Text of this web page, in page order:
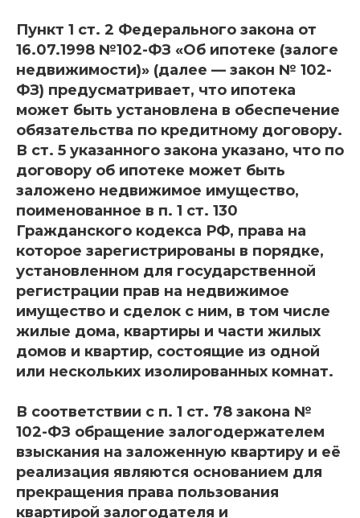
Пункт 1 ст. 2 Федерального закона от
16.07.1998 №102-ФЗ «Об ипотеке (залоге
недвижимости)» (далее — закон № 102-
ФЗ) предусматривает, что ипотека
может быть установлена в обеспечение
обязательства по кредитному договору.
В ст. 5 указанного закона указано, что по
договору об ипотеке может быть
заложено недвижимое имущество,
поименованное в п. 1 ст. 130
Гражданского кодекса РФ, права на
которое зарегистрированы в порядке,
установленном для государственной
регистрации прав на недвижимое
имущество и сделок с ним, в том числе
жилые дома, квартиры и части жилых
домов и квартир, состоящие из одной
или нескольких изолированных комнат.
В соответствии с п. 1 ст. 78 закона №
102-ФЗ обращение залогодержателем
взыскания на заложенную квартиру и её
реализация являются основанием для
прекращения права пользования
квартирой залогодателя и